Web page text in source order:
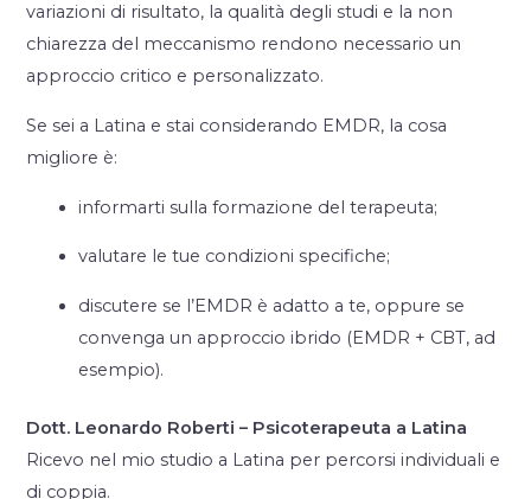
variazioni di risultato, la qualità degli studi e la non
chiarezza del meccanismo rendono necessario un
approccio critico e personalizzato.
Se sei a Latina e stai considerando EMDR, la cosa
migliore è:
informarti sulla formazione del terapeuta;
valutare le tue condizioni specifiche;
discutere se l’EMDR è adatto a te, oppure se
convenga un approccio ibrido (EMDR + CBT, ad
esempio).
Dott. Leonardo Roberti – Psicoterapeuta a Latina
Ricevo nel mio studio a Latina per percorsi individuali e
di coppia.